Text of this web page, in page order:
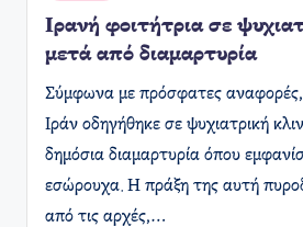
Ιρανή φοιτήτρια σε
μετά από διαμαρτυρία
Σύμφωνα με πρόσφατες αναφορές,
Ιράν οδηγήθηκε σε ψυχιατρική
δημόσια διαμαρτυρία όπου
εσώρουχα. Η πράξη της αυτή
από τις αρχές,…